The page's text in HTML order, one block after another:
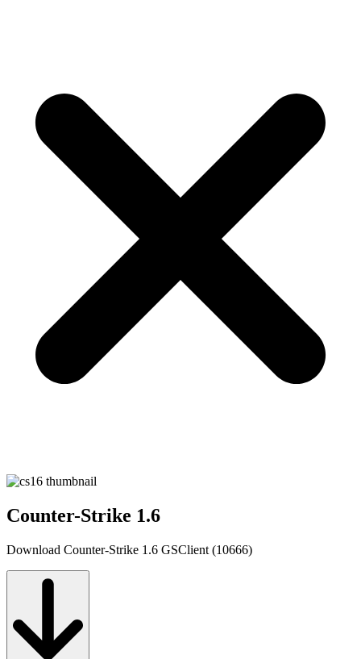
Counter-Strike 1.6
Download Counter-Strike 1.6 GSClient (10666)